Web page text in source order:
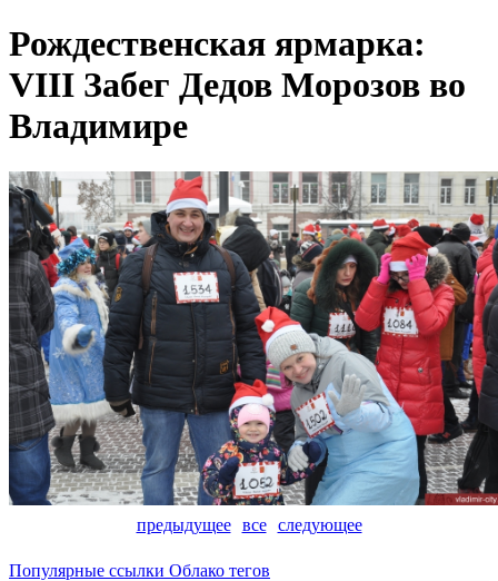
Рождественская ярмарка:
VIII Забег Дедов Морозов во
Владимире
предыдущее все следующее
Популярные ссылки Облако тегов